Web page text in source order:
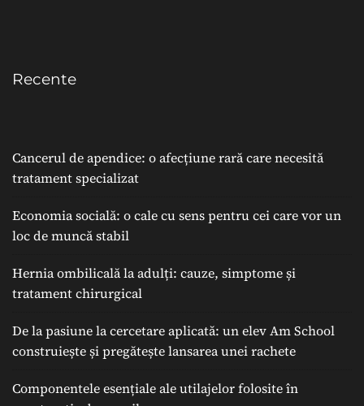
Recente
Cancerul de apendice: o afecțiune rară care necesită
tratament specializat
Economia socială: o cale cu sens pentru cei care vor un
loc de muncă stabil
Hernia ombilicală la adulți: cauze, simptome și
tratament chirurgical
De la pasiune la cercetare aplicată: un elev Am School
construiește și pregătește lansarea unei rachete
Componentele esențiale ale utilajelor folosite în